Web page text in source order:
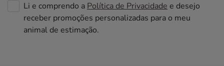
Li e comprendo a Política de Privacidade e desejo
receber promoções personalizadas para o meu
animal de estimação.